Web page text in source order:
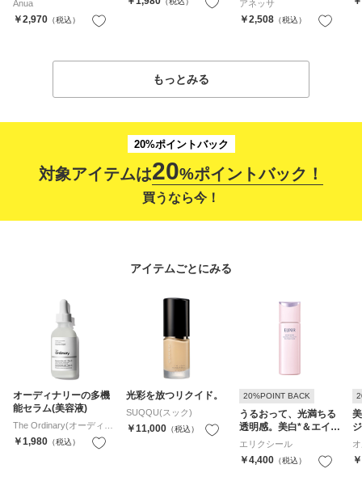
Anua
￥2,970 （税込）
お気に入り
アネッサ
￥2,508 （税込）
もっとみる
20%ポイントバック
対象アイテムは20%ポイントバック！
買うなら今！
アイテムごとにみる
オーディナリーの多機
能セラム(美容液)
The Ordinary(オーディナ
リー)
￥1,980 （税込）
光彩を放つリクイド。
SUQQU(スック)
￥11,000 （税込） お気に入り
20%POINT BACK
うるおって、光満ちる
透明感。美白*＆エイジ
ングケア**乳液
エリクシール
￥4,400 （税込）